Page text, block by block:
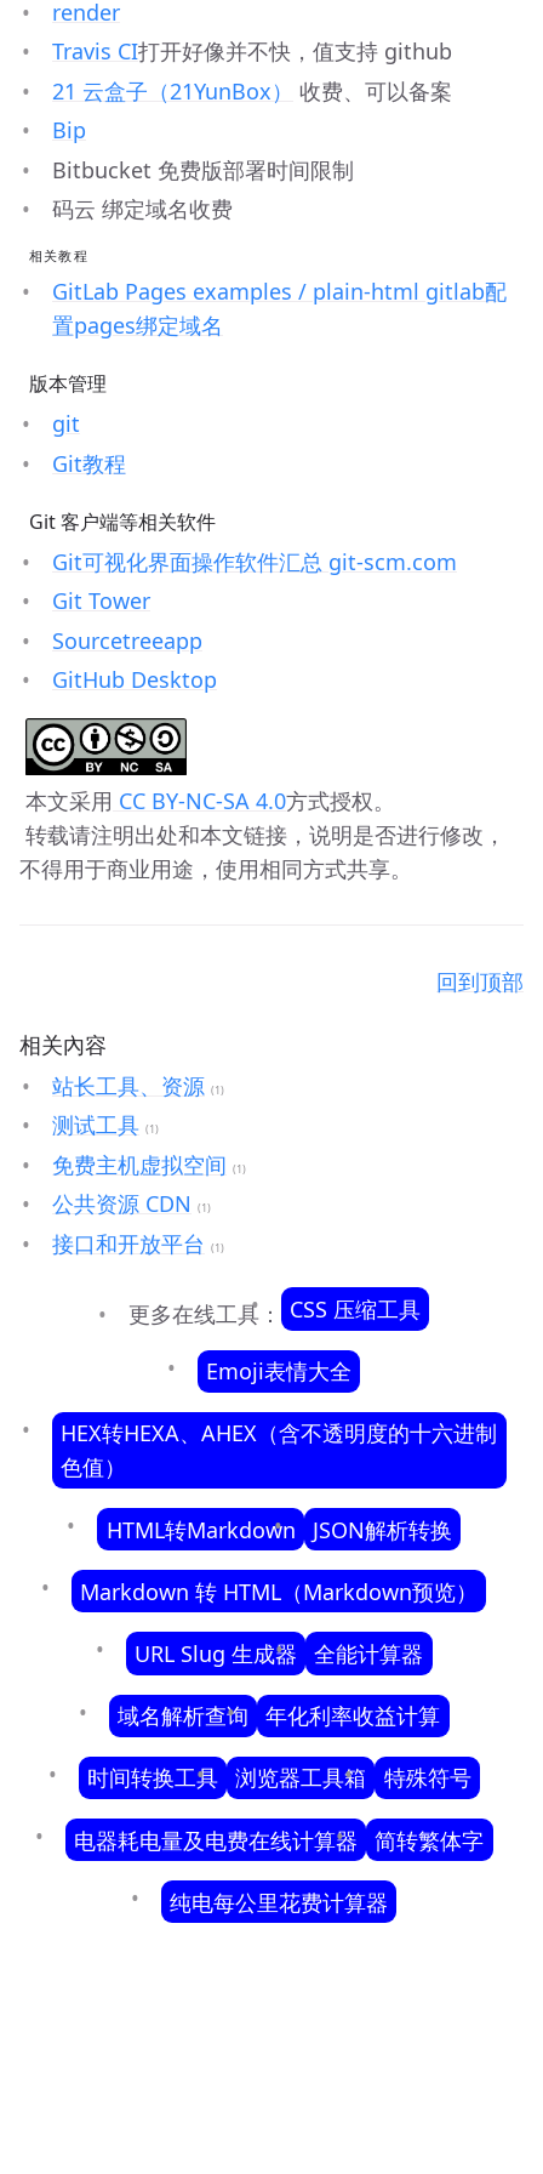
render
Travis CI打开好像并不快，值支持 github
21 云盒子（21YunBox）
收费、可以备案
Bip
Bitbucket 免费版部署时间限制
码云 绑定域名收费
相关教程
GitLab Pages examples / plain-html gitlab配
置pages绑定域名
版本管理
git
Git教程
Git 客户端等相关软件
Git可视化界面操作软件汇总 git-scm.com
Git Tower
Sourcetreeapp
GitHub Desktop
本文采用 CC BY-NC-SA 4.0方式授权。
不得用于商业用途，使用相同方式共享。
回到顶部
相关內容
站长工具、资源 (1)
测试工具 (1)
免费主机虚拟空间 (1)
公共资源 CDN (1)
接口和开放平台 (1)
更多在线工具： CSS 压缩工具
Emoji表情大全
HEX转HEXA、AHEX（含不透明度的十六进制
色值）
HTML转Markdown JSON解析转换
Markdown 转 HTML（Markdown预览）
URL Slug 生成器 全能计算器
域名解析查询 年化利率收益计算
时间转换工具 浏览器工具箱 特殊符号
电器耗电量及电费在线计算器 简转繁体字
纯电每公里花费计算器